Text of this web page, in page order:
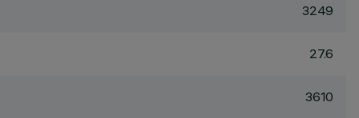
3249
27.6
3610